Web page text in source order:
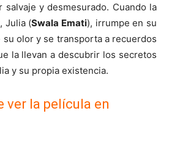
salvaje y desmesurado. Cuando la
Julia (Swala Emati), irrumpe en su
olor y se transporta a recuerdos
la llevan a descubrir los secretos
y su propia existencia.
ver la película en